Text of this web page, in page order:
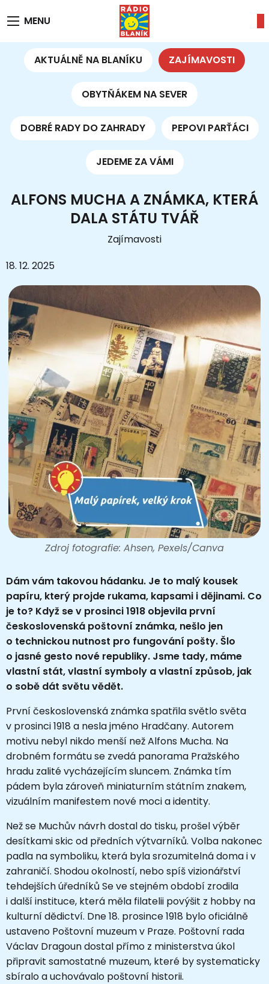
MENU
AKTUÁLNĚ NA BLANÍKU ZAJÍMAVOSTI
OBYTŇÁKEM NA SEVER
DOBRÉ RADY DO ZAHRADY PEPOVI PARŤÁCI
JEDEME ZA VÁMI
ALFONS MUCHA A ZNÁMKA, KTERÁ
DALA STÁTU TVÁŘ
Zajímavosti
18. 12. 2025
Zdroj fotografie: Ahsen, Pexels/Canva
Dám vám takovou hádanku. Je to malý kousek
papíru, který projde rukama, kapsami i dějinami. Co
je to? Když se v prosinci 1918 objevila první
československá poštovní známka, nešlo jen
o technickou nutnost pro fungování pošty. Šlo
o jasné gesto nové republiky. Jsme tady, máme
vlastní stát, vlastní symboly a vlastní způsob, jak
o sobě dát světu vědět.
První československá známka spatřila světlo světa
v prosinci 1918 a nesla jméno Hradčany. Autorem
motivu nebyl nikdo menší než Alfons Mucha. Na
drobném formátu se zvedá panorama Pražského
hradu zalité vycházejícím sluncem. Známka tím
pádem byla zároveň miniaturním státním znakem,
vizuálním manifestem nové moci a identity.
Než se Muchův návrh dostal do tisku, prošel výběr
desítkami skic od předních výtvarníků. Volba nakonec
padla na symboliku, která byla srozumitelná doma i v
zahraničí. Shodou okolností, nebo spíš vizionářství
tehdejších úředníků Se ve stejném období zrodila
i další instituce, která měla filatelii povýšit z hobby na
kulturní dědictví. Dne 18. prosince 1918 bylo oficiálně
ustaveno Poštovní muzeum v Praze. Poštovní rada
Václav Dragoun dostal přímo z ministerstva úkol
připravit samostatné muzeum, které by systematicky
sbíralo a uchovávalo poštovní historii.